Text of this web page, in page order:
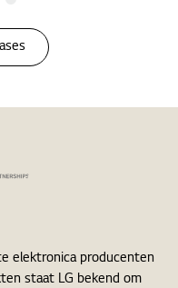
elektronica producenten
staat LG bekend om